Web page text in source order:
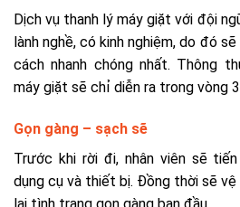
Dịch vụ thanh lý máy giặt với đội
lành nghề, có kinh nghiệm, do đó
cách nhanh chóng nhất. Thông
máy giặt sẽ chỉ diễn ra trong vòng
Gọn gàng – sạch sẽ
Trước khi rời đi, nhân viên sẽ
dụng cụ và thiết bị. Đồng thời sẽ vệ